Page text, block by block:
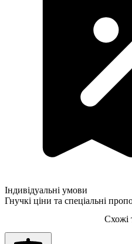
Індивідуальні умови
Гнучкі ціни та спеціальні
Схожі